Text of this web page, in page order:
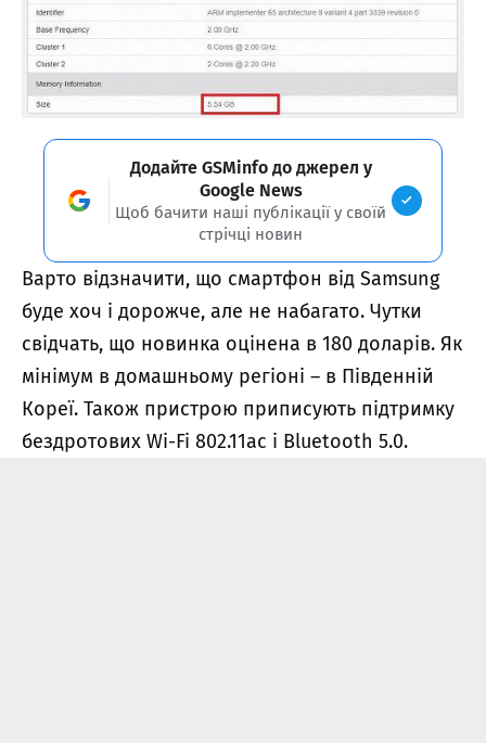
Додайте GSMinfo до джерел у
Google News
Щоб бачити наші публікації у своїй
стрічці новин
Варто відзначити, що смартфон від Samsung
буде хоч і дорожче, але не набагато. Чутки
свідчать, що новинка оцінена в 180 доларів. Як
мінімум в домашньому регіоні – в Південній
Кореї. Також пристрою приписують підтримку
бездротових Wi-Fi 802.11ac і Bluetooth 5.0.